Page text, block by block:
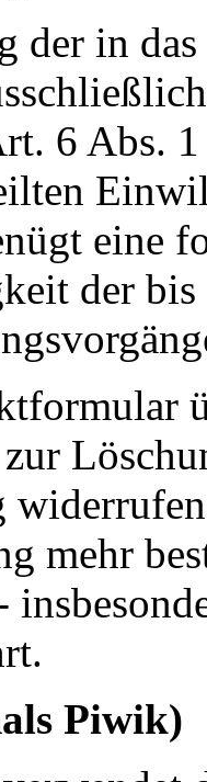
der in
6 Abs.
eine
der
zur
mehr
Piwik)